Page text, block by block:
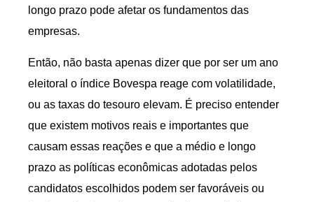
longo prazo pode afetar os fundamentos das
empresas.
Então, não basta apenas dizer que por ser um ano
eleitoral o índice Bovespa reage com volatilidade,
ou as taxas do tesouro elevam. É preciso entender
que existem motivos reais e importantes que
causam essas reações e que a médio e longo
prazo as políticas econômicas adotadas pelos
candidatos escolhidos podem ser favoráveis ou